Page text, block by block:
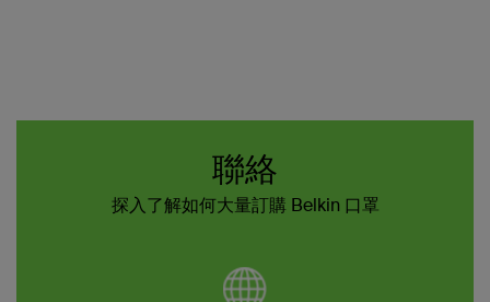
聯絡
探入了解如何大量訂購 Belkin 口罩